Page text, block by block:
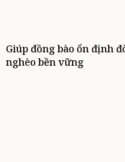
Giúp đồng bào ổn định
nghèo bền vững